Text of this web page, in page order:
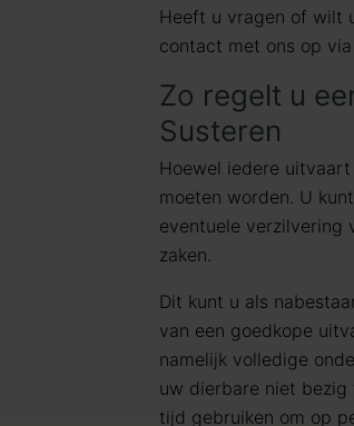
Heeft u vragen of wilt
contact met ons op
Zo regelt u
Susteren
Hoewel iedere
moeten worden. U
eventuele verzilvering
zaken.
Dit kunt u als
van een goedkope
namelijk volledige
uw dierbare niet bezig
tijd gebruiken om op